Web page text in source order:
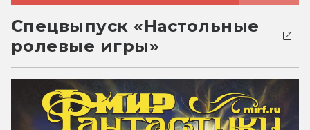
Спецвыпуск «Настольные
ролевые игры»